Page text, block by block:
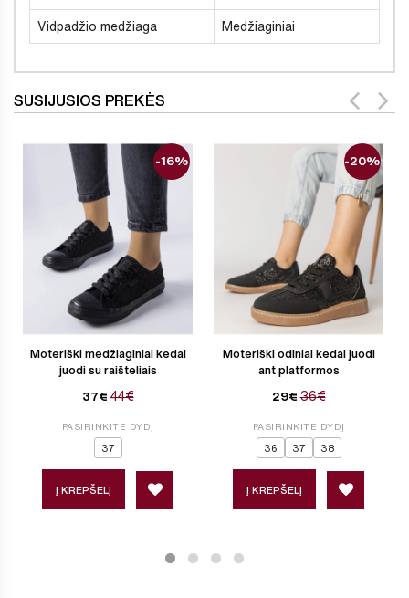
Vidpadžio medžiaga Medžiaginiai
SUSIJUSIOS PREKĖS
Moteriški medžiaginiai kedai
juodi su raišteliais
37€ 44€
-16%
PASIRINKITE DYDĮ
37
Į KREPŠELĮ
Moteriški odiniai kedai juodi
ant platformos
29€ 36€
-20%
PASIRINKITE DYDĮ
36 37 38
Į KREPŠELĮ